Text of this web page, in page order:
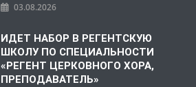
03.08.2026
ИДЕТ НАБОР В РЕГЕНТСКУЮ
ШКОЛУ ПО СПЕЦИАЛЬНОСТИ
«РЕГЕНТ ЦЕРКОВНОГО ХОРА,
ПРЕПОДАВАТЕЛЬ»